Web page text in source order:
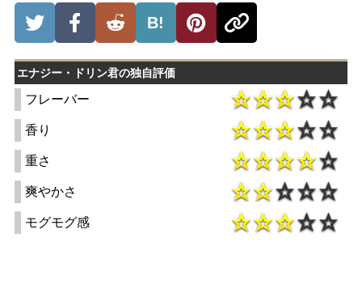
B!
エナジー・ドリン君の独自評価
フレーバー
香り
重さ
爽やかさ
モグモグ感